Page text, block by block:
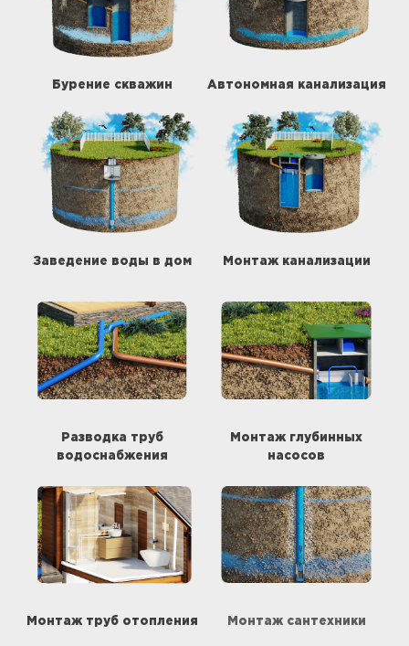
Бурение скважин Автономная канализация
Заведение воды в дом Монтаж канализации
Разводка труб
водоснабжения
Монтаж глубинных
насосов
Монтаж труб отопления Монтаж сантехники